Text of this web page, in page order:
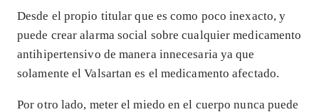
Desde el propio titular que es como poco inexacto, y
puede crear alarma social sobre cualquier medicamento
antihipertensivo de manera innecesaria ya que
solamente el Valsartan es el medicamento afectado.
Por otro lado, meter el miedo en el cuerpo nunca puede